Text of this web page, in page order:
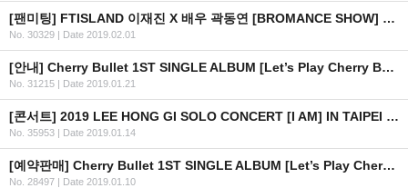
[팬미팅] FTISLAND 이재진 X 배우 곽동연 [BROMANCE SHOW] Fan Meeting in Bangkok 2019 연기 안내
No. 30329 | Date 2019.02.01
[안내] Cherry Bullet 1ST SINGLE ALBUM [Let’s Play Cherry Bullet] 공개
No. 31215 | Date 2019.01.21
[콘서트] 2019 LEE HONG GI SOLO CONCERT [I AM] IN TAIPEI (수정)
No. 35953 | Date 2019.01.14
[예약판매] Cherry Bullet 1ST SINGLE ALBUM [Let’s Play Cherry Bullet] 예약판매 안내
No. 28497 | Date 2019.01.10